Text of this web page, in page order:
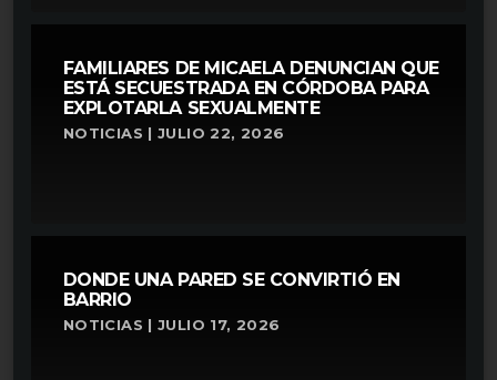
FAMILIARES DE MICAELA DENUNCIAN QUE
ESTÁ SECUESTRADA EN CÓRDOBA PARA
EXPLOTARLA SEXUALMENTE
NOTICIAS | JULIO 22, 2026
DONDE UNA PARED SE CONVIRTIÓ EN
BARRIO
NOTICIAS | JULIO 17, 2026